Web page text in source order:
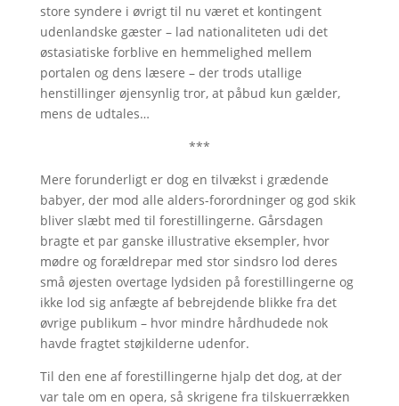
store syndere i øvrigt til nu været et kontingent
udenlandske gæster – lad nationaliteten udi det
østasiatiske forblive en hemmelighed mellem
portalen og dens læsere – der trods utallige
henstillinger øjensynlig tror, at påbud kun gælder,
mens de udtales…
***
Mere forunderligt er dog en tilvækst i grædende
babyer, der mod alle alders-forordninger og god skik
bliver slæbt med til forestillingerne. Gårsdagen
bragte et par ganske illustrative eksempler, hvor
mødre og forældrepar med stor sindsro lod deres
små øjesten overtage lydsiden på forestillingerne og
ikke lod sig anfægte af bebrejdende blikke fra det
øvrige publikum – hvor mindre hårdhudede nok
havde fragtet støjkilderne udenfor.
Til den ene af forestillingerne hjalp det dog, at der
var tale om en opera, så skrigene fra tilskuerrækken